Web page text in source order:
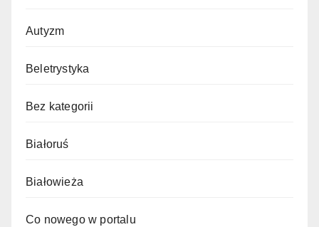
Autyzm
Beletrystyka
Bez kategorii
Białoruś
Białowieża
Co nowego w portalu